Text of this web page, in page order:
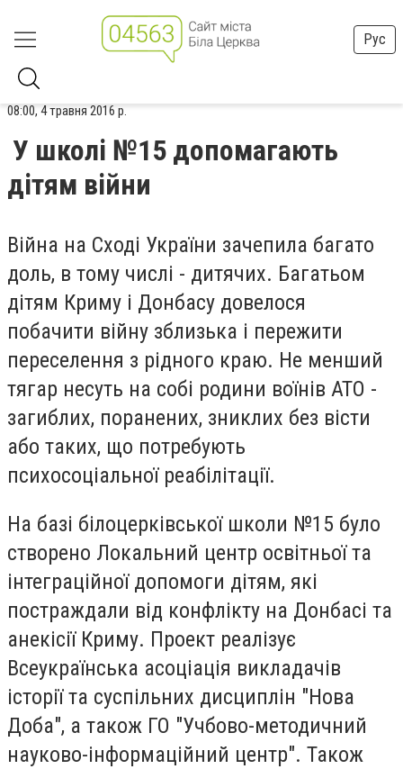
Рус
08:00, 4 травня 2016 р.
У школі №15 допомагають
дітям війни
Війна на Сході України зачепила багато
доль, в тому числі - дитячих. Багатьом
дітям Криму і Донбасу довелося
побачити війну зблизька і пережити
переселення з рідного краю. Не менший
тягар несуть на собі родини воїнів АТО -
загиблих, поранених, зниклих без вісти
або таких, що потребують
психосоціальної реабілітації.
На базі білоцерківської школи №15 було
створено Локальний центр освітньої та
інтеграційної допомоги дітям, які
постраждали від конфлікту на Донбасі та
анекісії Криму. Проект реалізує
Всеукраїнська асоціація викладачів
історії та суспільних дисциплін "Нова
Доба", а також ГО "Учбово-методичний
науково-інформаційний центр". Також